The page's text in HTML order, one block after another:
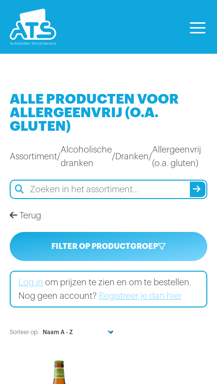
ALLE PRODUCTEN VOOR
ALLERGEENVRIJ (O.A.
GLUTEN)
Assortiment/
Alcoholische
dranken
/Dranken/
Allergeenvrij
(o.a. gluten)
Terug
FILTER OP PRODUCTGROEP
Log in om prijzen te zien en om te bestellen.
Nog geen account? Registreer je dan hier
Sorteer op: